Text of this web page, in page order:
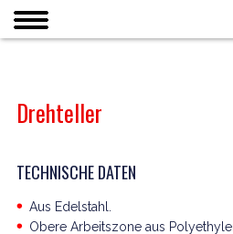
Drehteller
TECHNISCHE DATEN
Aus Edelstahl.
Obere Arbeitszone aus